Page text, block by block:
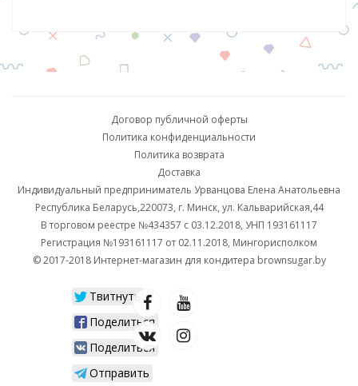
Договор публичной оферты
Политика конфиденциальности
Политика возврата
Доставка
Индивидуальный предприниматель Урванцова Елена Анатольевна
Республика Беларусь,220073, г. Минск, ул. Кальварийская,44
В торговом реестре №434357 с 03.12.2018, УНП 193161117
Регистрация №193161117 от 02.11.2018, Мингорисполком
© 2017-2018 Интернет-магазин для кондитера brownsugar.by
Твитнуть
Поделиться
Поделиться
Отправить